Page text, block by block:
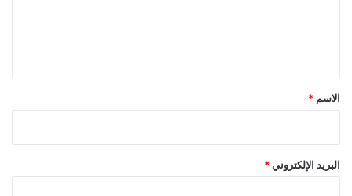
*
الاسم *
البريد الإلكتروني *